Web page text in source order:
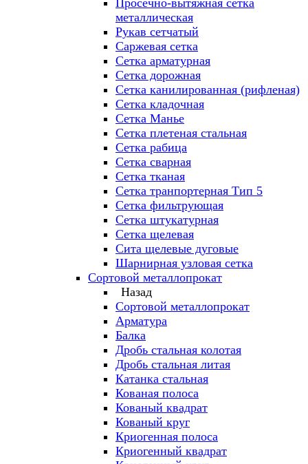
Просечно-вытяжная сетка
металлическая
Рукав сетчатый
Саржевая сетка
Сетка арматурная
Сетка дорожная
Сетка канилированная (рифленая)
Сетка кладочная
Сетка Манье
Сетка плетеная стальная
Сетка рабица
Сетка сварная
Сетка тканая
Сетка транпортерная Тип 5
Сетка фильтрующая
Сетка штукатурная
Сетка щелевая
Сита щелевые дуговые
Шарнирная узловая сетка
Сортовой металлопрокат
Назад
Сортовой металлопрокат
Арматура
Балка
Дробь стальная колотая
Дробь стальная литая
Катанка стальная
Кованая полоса
Кованый квадрат
Кованый круг
Криогенная полоса
Криогенный квадрат